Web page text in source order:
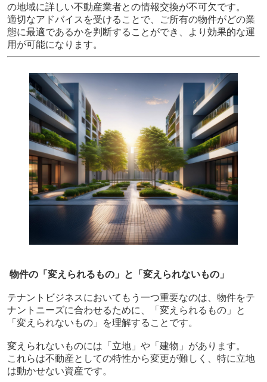
の地域に詳しい不動産業者との情報交換が不可欠です。
適切なアドバイスを受けることで、ご所有の物件がどの業
態に最適であるかを判断することができ、より効果的な運
用が可能になります。
物件の「変えられるもの」と「変えられないもの」
テナントビジネスにおいてもう一つ重要なのは、物件をテ
ナントニーズに合わせるために、「変えられるもの」と
「変えられないもの」を理解することです。
変えられないものには「立地」や「建物」があります。
これらは不動産としての特性から変更が難しく、特に立地
は動かせない資産です。